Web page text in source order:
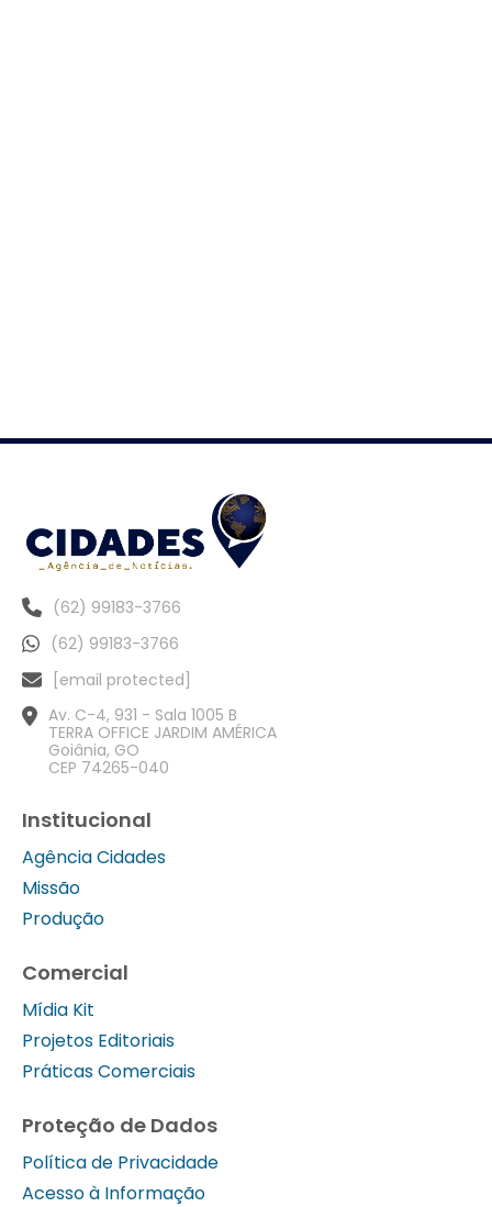
(62) 99183-3766
(62) 99183-3766
[email protected]
Av. C-4, 931 - Sala 1005 B
TERRA OFFICE JARDIM AMÉRICA
Goiânia, GO
CEP 74265-040
Institucional
Agência Cidades
Missão
Produção
Comercial
Mídia Kit
Projetos Editoriais
Práticas Comerciais
Proteção de Dados
Política de Privacidade
Acesso à Informação